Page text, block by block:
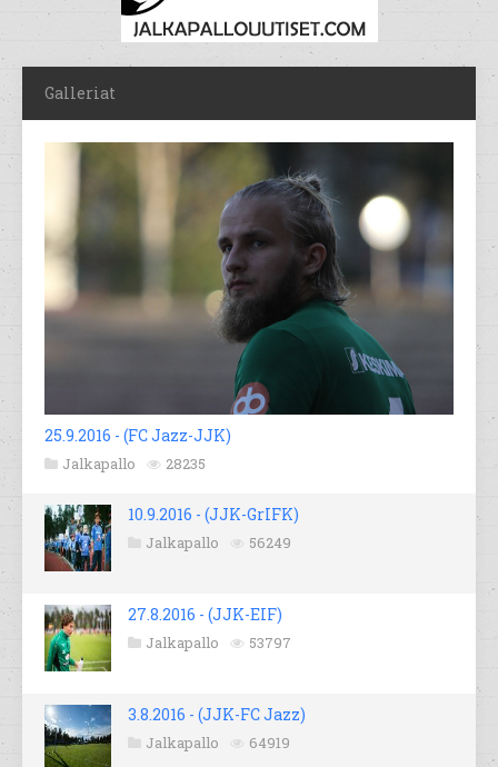
Galleriat
25.9.2016 - (FC Jazz-JJK)
Jalkapallo 28235
10.9.2016 - (JJK-GrIFK)
Jalkapallo 56249
27.8.2016 - (JJK-EIF)
Jalkapallo 53797
3.8.2016 - (JJK-FC Jazz)
Jalkapallo 64919